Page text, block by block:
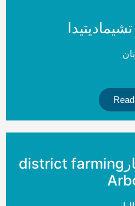
منطقة زراعة الاشجارdistrict farming